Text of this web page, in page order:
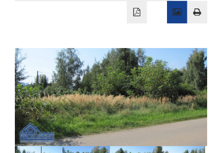
główna
prawne
O
nas
Zgłoś
Zgłoś
ofertę